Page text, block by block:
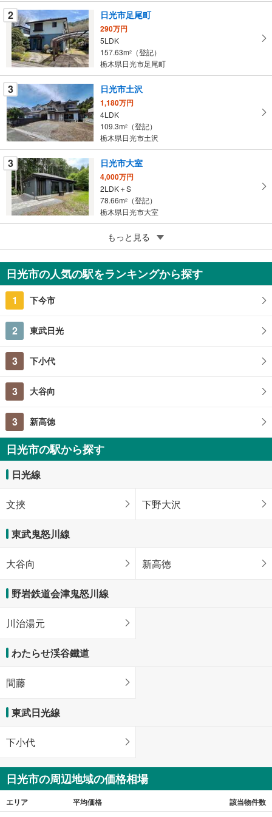
件
を
マ
イ
ペ
ー
ジ
に
保
存
す
る
2 日光市足尾町
290万円
5LDK
157.63m2
（登記）
栃木県日光市足尾町
3 日光市土沢
1,180万円
4LDK
109.3m2
（登記）
栃木県日光市土沢
3 日光市大室
4,000万円
2LDK＋S
78.66m2
（登記）
栃木県日光市大室
日光市文挾町
798万円
2DK
52.99m2（登記）
栃木県日光市文挾町
もっと見る
日光市の人気の駅をランキングから探す
1 下今市
2 東武日光
3 下小代
3 大谷向
3 新高徳
日光市の駅から探す
日光線
文挾 下野大沢
東武鬼怒川線
大谷向 新高徳
野岩鉄道会津鬼怒川線
川治湯元
わたらせ渓谷鐵道
間藤
東武日光線
下小代
日光市の周辺地域の価格相場
エリア 平均価格 該当物件数